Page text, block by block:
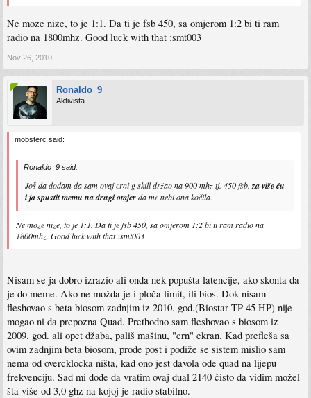
Ne moze nize, to je 1:1. Da ti je fsb 450, sa omjerom 1:2 bi ti ram
radio na 1800mhz. Good luck with that :smt003
Nov 26, 2010
Ronaldo_9
Aktivista
mobsterc said:
Ronaldo_9 said:
Još da dodam da sam ovaj crni g skill držao na 900 mhz tj. 450 fsb. za više ću
i ja spustit memu na drugi omjerda me nebi ona kočila.
Ne moze nize, to je 1:1. Da ti je fsb 450, sa omjerom 1:2 bi ti ram radio na
1800mhz. Good luck with that :smt003
Nisam se ja dobro izrazio ali onda nek popušta latencije, ako skonta da
je do meme. Ako ne možda je i ploča limit, ili bios. Dok nisam
fleshovao s beta biosom zadnjim iz 2010. god.(Biostar TP 45 HP) nije
mogao ni da prepozna Quad. Prethodno sam fleshovao s biosom iz
2009. god. ali opet džaba, pališ mašinu, "crn" ekran. Kad prefleša sa
ovim zadnjim beta biosom, prođe post i podiže se sistem mislio sam
nema od overcklocka ništa, kad ono jest đavola ode quad na lijepu
frekvenciju. Sad mi dođe da vratim ovaj dual 2140 čisto da vidim možel
šta više od 3,0 ghz na kojoj je radio stabilno.